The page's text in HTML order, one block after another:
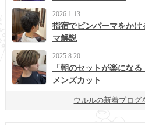
2026.1.13
指宿でピンパーマをか
マ解説
2025.8.20
「朝のセットが楽にな
メンズカット
ウルルの新着ブログ